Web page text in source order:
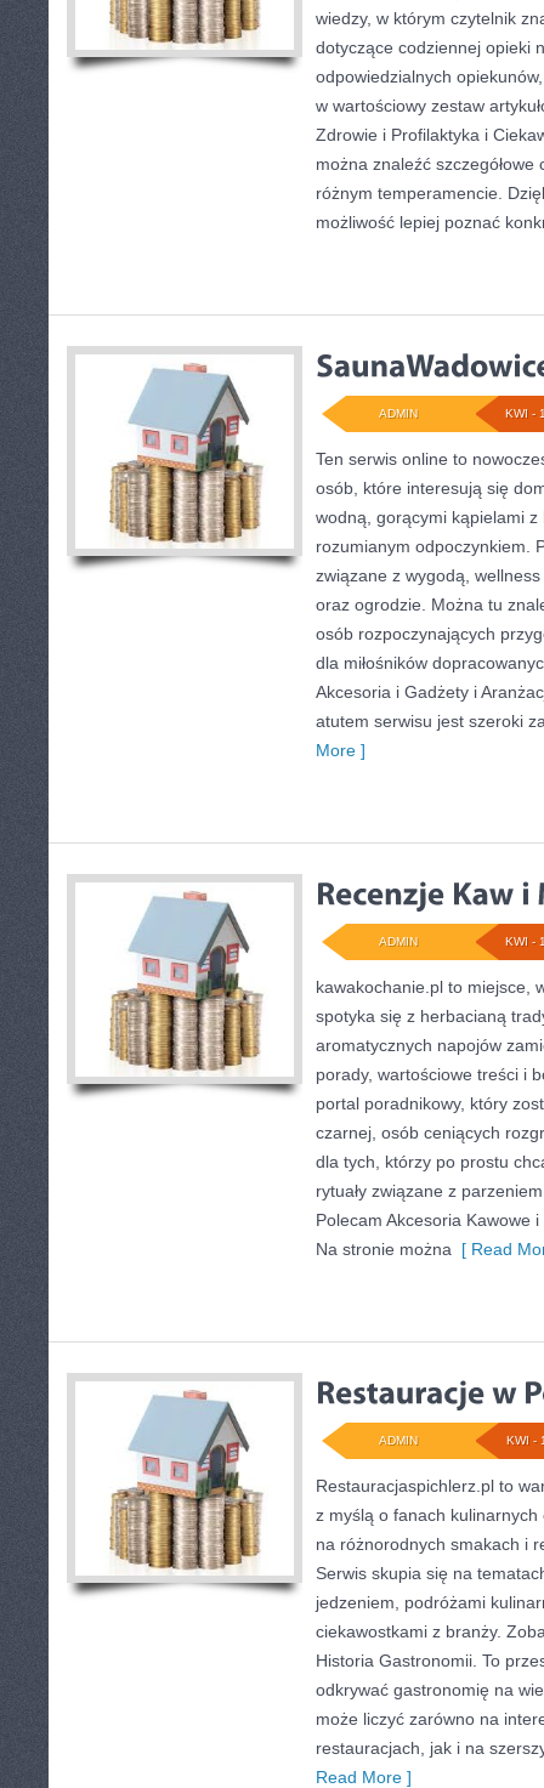
wiedzy, w którym czytelnik
dotyczące codziennej opieki
odpowiedzialnych
w wartościowy zestaw
Zdrowie i Profilaktyka i
można znaleźć
różnym temperamencie.
możliwość lepiej poznać
KWI -
ADMIN
Ten serwis online to
osób, które interesują się
wodną, gorącymi kąpielami
rozumianym odpoczynkiem.
związane z wygodą,
oraz ogrodzie. Można tu
osób rozpoczynających
dla miłośników
Akcesoria i Gadżety i
atutem serwisu jest szeroki
More ]
KWI -
ADMIN
kawakochanie.pl to miejsce,
spotyka się z herbacianą
aromatycznych napojów
porady, wartościowe treści i
portal poradnikowy, który
czarnej, osób ceniących
dla tych, którzy po prostu
rytuały związane z
Polecam Akcesoria Kawowe
Na stronie można [ Read
KWI -
ADMIN
Restauracjaspichlerz.pl to
z myślą o fanach
na różnorodnych smakach i
Serwis skupia się na
jedzeniem, podróżami
ciekawostkami z branży.
Historia Gastronomii. To
odkrywać gastronomię na
może liczyć zarówno na
restauracjach, jak i na
Read More ]